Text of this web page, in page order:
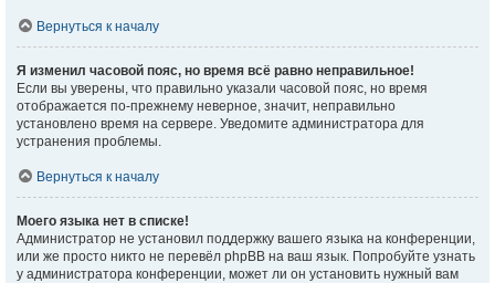
Вернуться к началу
Я изменил часовой пояс, но время всё равно неправильное!
Если вы уверены, что правильно указали часовой пояс, но время
отображается по-прежнему неверное, значит, неправильно
установлено время на сервере. Уведомите администратора для
устранения проблемы.
Вернуться к началу
Моего языка нет в списке!
Администратор не установил поддержку вашего языка на конференции,
или же просто никто не перевёл phpBB на ваш язык. Попробуйте узнать
у администратора конференции, может ли он установить нужный вам